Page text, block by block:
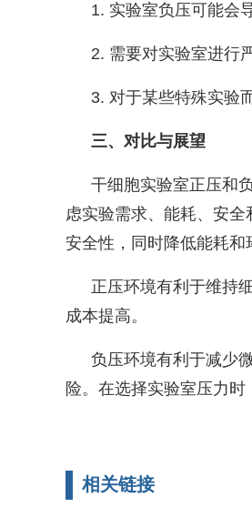
1. 实验室负压可能会
2. 需要对实验室进行
3. 对于某些特殊实验
三、对比与展望
干细胞实验室正压和
虑实验需求、能耗、安
安全性，同时降低能耗和
正压环境有利于维持
成本提高。
负压环境有利于减少
险。在选择实验室压力
相关链接